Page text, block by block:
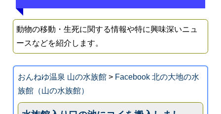
動物の移動・生死に関する情報や特に興味深いニュ
ースなどを紹介します。
おんねゆ温泉 山の水族館> Facebook 北の大地の水
族館（山の水族館）